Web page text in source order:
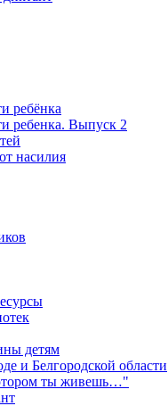
ребёнка
ребенка. Выпуск 2
насилия
детям
и Белгородской области
ты живешь…"